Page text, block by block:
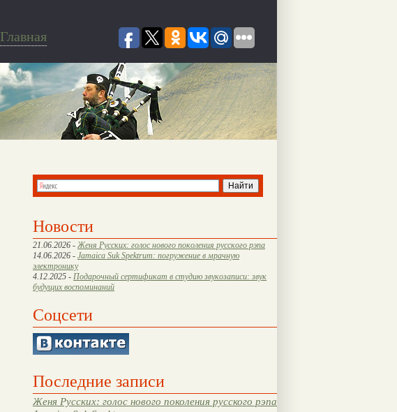
Главная
Новости
21.06.2026 - Женя Русских: голос нового поколения русского рэпа
14.06.2026 - Jamaica Suk Spektrum: погружение в мрачную
электронику
4.12.2025 - Подарочный сертификат в студию звукозаписи: звук
будущих воспоминаний
Соцсети
Последние записи
Женя Русских: голос нового поколения русского рэпа